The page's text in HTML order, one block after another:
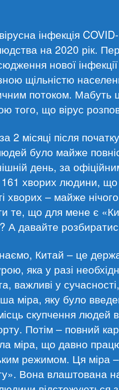
інфекція
на 2020 рік.
нової
щільністю
потоком. Мабуть
того, що вірус
2 місяці після
було майже
день, за
хворих людини, що
хворих – майже
те, що для мене є
А давайте
Китай – це
яка у разі
важливі у
міра, яку було
скупчення людей
Потім – повний
міра, що давно
режимом. Ця міра
Вона влаштована